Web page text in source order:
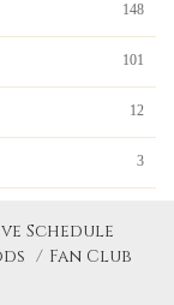
148
101
12
3
Schedule
Fan Club